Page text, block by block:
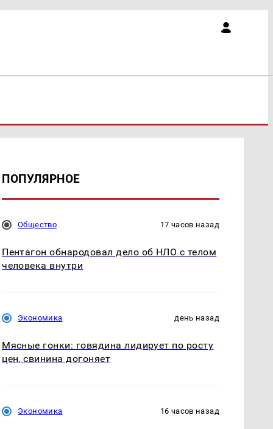
ПОПУЛЯРНОЕ
Общество 17 часов назад
Пентагон обнародовал дело об НЛО с телом
человека внутри
Экономика день назад
Мясные гонки: говядина лидирует по росту
цен, свинина догоняет
Экономика 16 часов назад